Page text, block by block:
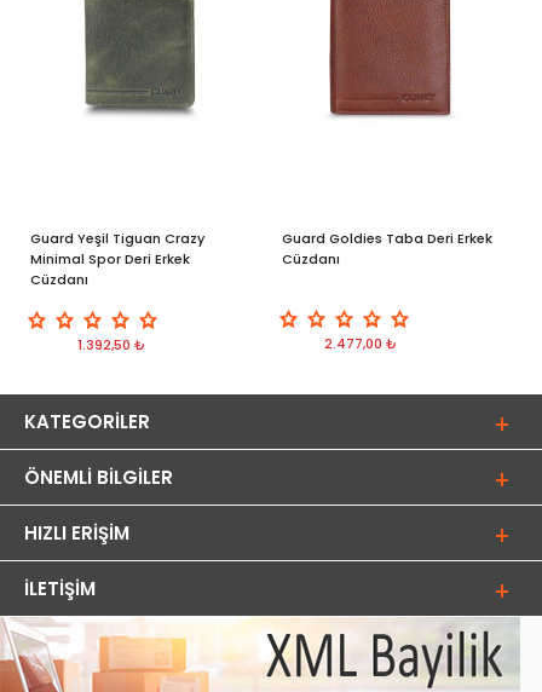
Guard Yeşil Tiguan Crazy
Minimal Spor Deri Erkek
Cüzdanı
1.392,50 ₺
Guard Goldies Taba Deri Erkek
Cüzdanı
2.477,00 ₺
KATEGORILER
ÖNEMLI BILGILER
HIZLI ERIŞIM
İLETIŞIM